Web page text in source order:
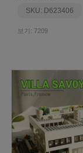
SKU: D623406
보기: 7209